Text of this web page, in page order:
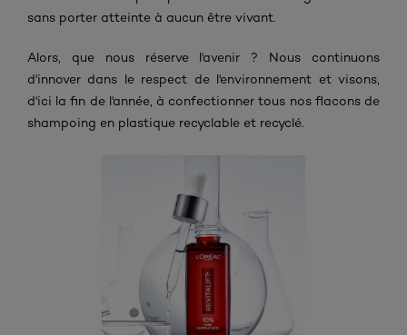
sans porter atteinte à aucun être vivant.
Alors, que nous réserve l'avenir ? Nous continuons
d'innover dans le respect de l'environnement et visons,
d'ici la fin de l'année, à confectionner tous nos flacons de
shampoing en plastique recyclable et recyclé.